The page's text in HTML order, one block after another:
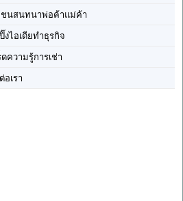
นสนทนาพ่อค้าแม่ค้า
งไอเดียทำธุรกิจ
ดความรู้การเช่า
อเรา